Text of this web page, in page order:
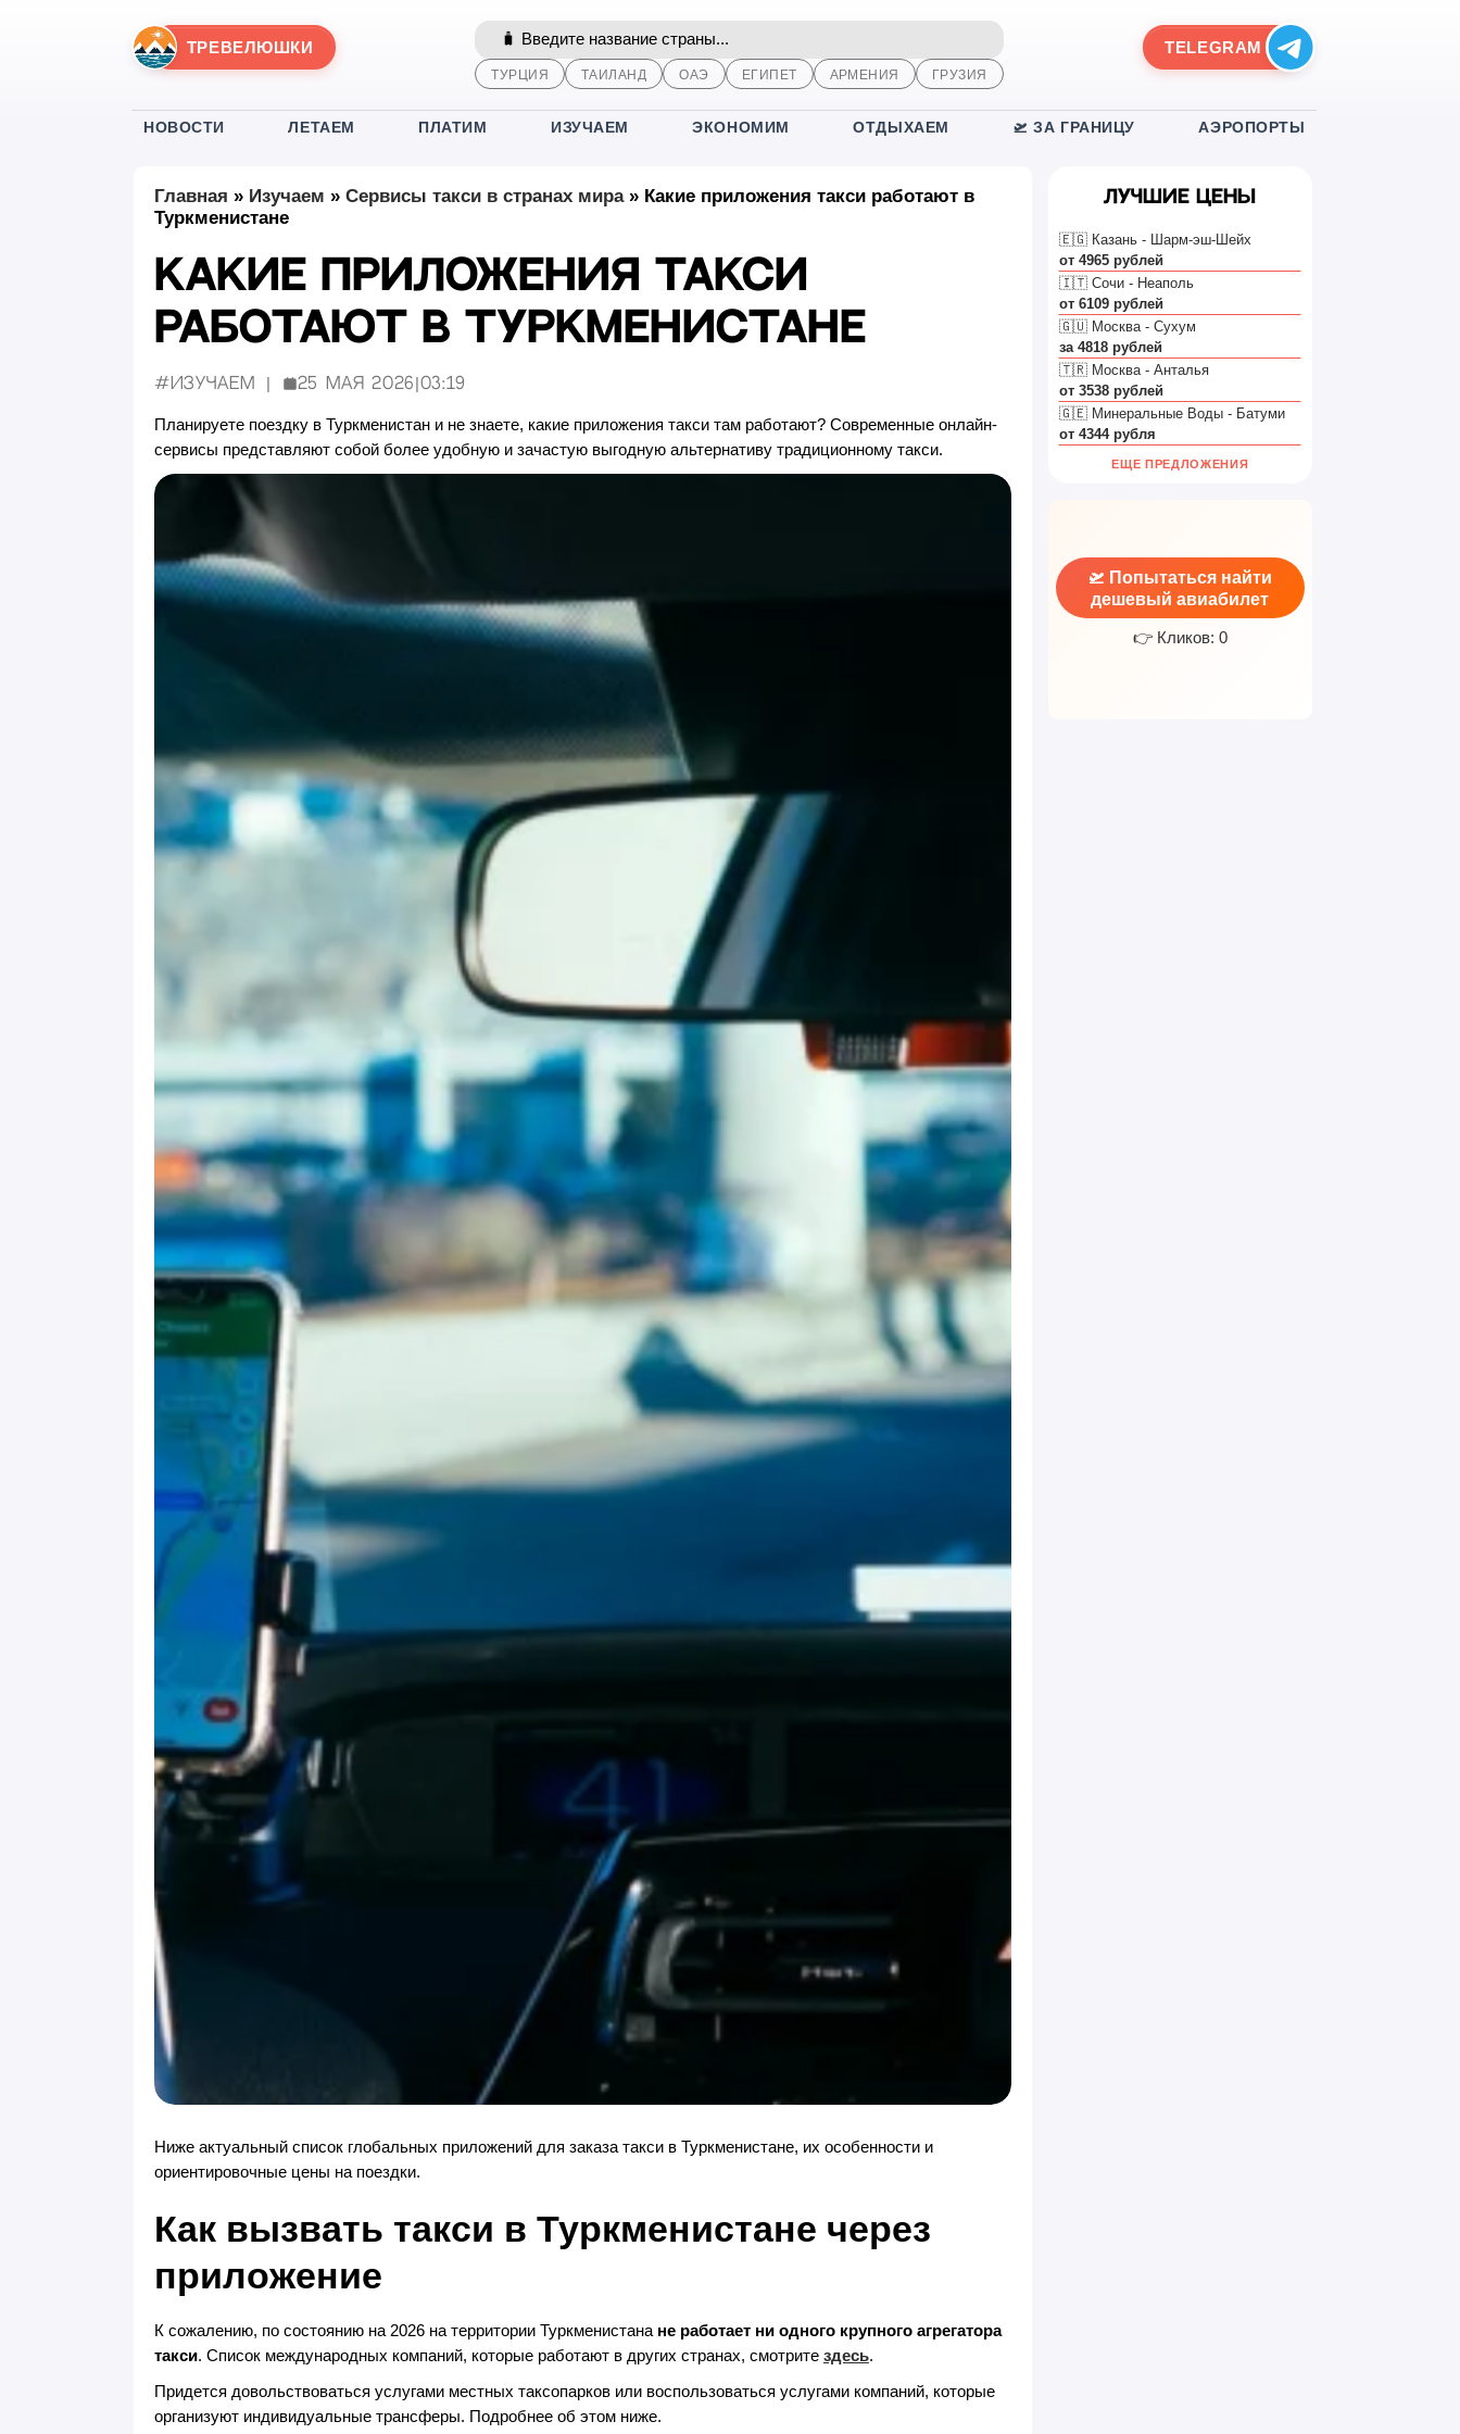
ТРЕВЕЛЮШКИ
ТУРЦИЯ ТАИЛАНД ОАЭ ЕГИПЕТ АРМЕНИЯ ГРУЗИЯ
TELEGRAM
НОВОСТИ ЛЕТАЕМ ПЛАТИМ ИЗУЧАЕМ ЭКОНОМИМ ОТДЫХАЕМ 🛫 ЗА ГРАНИЦУ АЭРОПОРТЫ
Главная » Изучаем » Сервисы такси в странах мира» Какие приложения такси работают в
Туркменистане
Какие приложения такси
работают в Туркменистане
#Изучаем Опубликовано:
25 мая 2026 03:19
Планируете поездку в Туркменистан и не знаете, какие приложения такси там работают? Современные онлайн-
сервисы представляют собой более удобную и зачастую выгодную альтернативу традиционному такси.
Ниже актуальный список глобальных приложений для заказа такси в Туркменистане, их особенности и
ориентировочные цены на поездки.
Как вызвать такси в Туркменистане через
приложение
К сожалению, по состоянию на 2026 на территории Туркменистана не работает ни одного крупного агрегатора
такси. Список международных компаний, которые работают в других странах, смотрите здесь.
Придется довольствоваться услугами местных таксопарков или воспользоваться услугами компаний, которые
организуют индивидуальные трансферы. Подробнее об этом ниже.
Лучшие цены
🇪🇬 Казань - Шарм-эш-Шейх
от 4965 рублей
🇮🇹 Сочи - Неаполь
от 6109 рублей
🇬🇺 Москва - Сухум
за 4818 рублей
🇹🇷 Москва - Анталья
от 3538 рублей
🇬🇪 Минеральные Воды - Батуми
от 4344 рубля
ЕЩЕ ПРЕДЛОЖЕНИЯ
🛫 Попытаться найти
дешевый авиабилет
👉 Кликов: 0